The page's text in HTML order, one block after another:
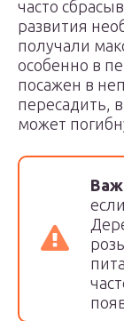
часто
развития
получали
особенно в
посажен в
пересадить,
может